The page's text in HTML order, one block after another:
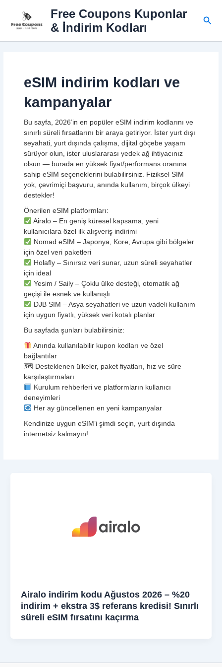
Free Coupons Kuponlar
& İndirim Kodları
eSIM indirim kodları ve
kampanyalar
Bu sayfa, 2026’in en popüler eSIM indirim kodlarını ve
sınırlı süreli fırsatlarını bir araya getiriyor. İster yurt dışı
seyahati, yurt dışında çalışma, dijital göçebe yaşam
sürüyor olun, ister uluslararası yedek ağ ihtiyacınız
olsun — burada en yüksek fiyat/performans oranına
sahip eSIM seçeneklerini bulabilirsiniz. Fiziksel SIM
yok, çevrimiçi başvuru, anında kullanım, birçok ülkeyi
destekler!
Önerilen eSIM platformları:
Airalo – En geniş küresel kapsama, yeni
kullanıcılara özel ilk alışveriş indirimi
Nomad eSIM – Japonya, Kore, Avrupa gibi bölgeler
için özel veri paketleri
Holafly – Sınırsız veri sunar, uzun süreli seyahatler
için ideal
Yesim / Saily – Çoklu ülke desteği, otomatik ağ
geçişi ile esnek ve kullanışlı
DJB SIM – Asya seyahatleri ve uzun vadeli kullanım
için uygun fiyatlı, yüksek veri kotalı planlar
Bu sayfada şunları bulabilirsiniz:
Anında kullanılabilir kupon kodları ve özel
bağlantılar
🗺 Desteklenen ülkeler, paket fiyatları, hız ve süre
karşılaştırmaları
Kurulum rehberleri ve platformların kullanıcı
deneyimleri
Her ay güncellenen en yeni kampanyalar
Kendinize uygun eSIM’i şimdi seçin, yurt dışında
internetsiz kalmayın!
Airalo indirim kodu Ağustos 2026 – %20
indirim + ekstra 3$ referans kredisi! Sınırlı
süreli eSIM fırsatını kaçırma